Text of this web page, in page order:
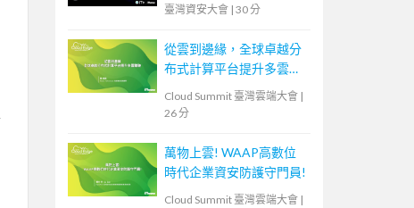
臺灣資安大會 | 30 分
從雲到邊緣，全球卓越分
布式計算平台提升多雲體
Cloud Summit 臺灣雲端大會 |
26 分
萬物上雲! WAAP高數位
時代企業資安防護守門員!
Cloud Summit 臺灣雲端大會 |